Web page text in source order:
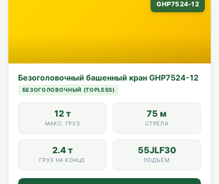
GHP7524-12
Безоголовочный башенный кран GHP7524-12
БЕЗОГОЛОВОЧНЫЙ (TOPLESS)
12 т
МАКС. ГРУЗ
75 м
СТРЕЛА
2.4 т
ГРУЗ НА КОНЦЕ
55JLF30
ПОДЪЁМ